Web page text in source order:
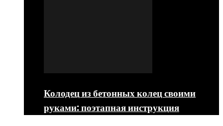
Колодец из бетонных колец своими
руками: поэтапная инструкция